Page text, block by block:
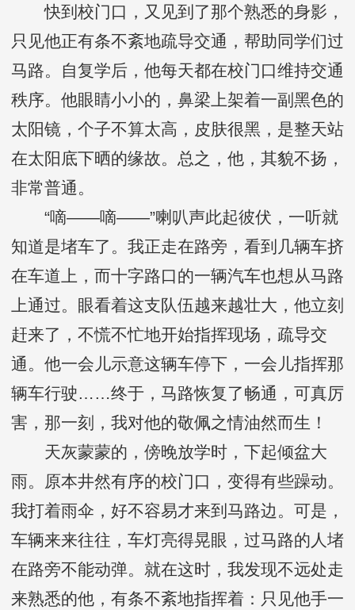
快到校门口，又见到了那个熟悉的身影，
只见他正有条不紊地疏导交通，帮助同学们过
马路。自复学后，他每天都在校门口维持交通
秩序。他眼睛小小的，鼻梁上架着一副黑色的
太阳镜，个子不算太高，皮肤很黑，是整天站
在太阳底下晒的缘故。总之，他，其貌不扬，
非常普通。
“嘀——嘀——”喇叭声此起彼伏，一听就
知道是堵车了。我正走在路旁，看到几辆车挤
在车道上，而十字路口的一辆汽车也想从马路
上通过。眼看着这支队伍越来越壮大，他立刻
赶来了，不慌不忙地开始指挥现场，疏导交
通。他一会儿示意这辆车停下，一会儿指挥那
辆车行驶……终于，马路恢复了畅通，可真厉
害，那一刻，我对他的敬佩之情油然而生！
天灰蒙蒙的，傍晚放学时，下起倾盆大
雨。原本井然有序的校门口，变得有些躁动。
我打着雨伞，好不容易才来到马路边。可是，
车辆来来往往，车灯亮得晃眼，过马路的人堵
在路旁不能动弹。就在这时，我发现不远处走
来熟悉的他，有条不紊地指挥着：只见他手一